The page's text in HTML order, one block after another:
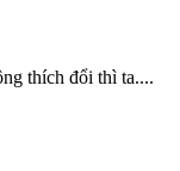
thích đổi thì ta....